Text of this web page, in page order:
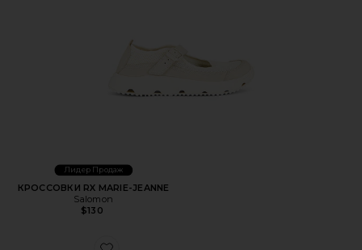
Лидер Продаж
КРОССОВКИ RX MARIE-JEANNE
Salomon
$130